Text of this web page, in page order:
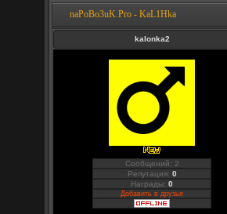
naPoBo3uK.Pro - KaL1Hka
kalonka2
Сообщений: 2
Репутация: 0
Награды:0
Добавить в друзья